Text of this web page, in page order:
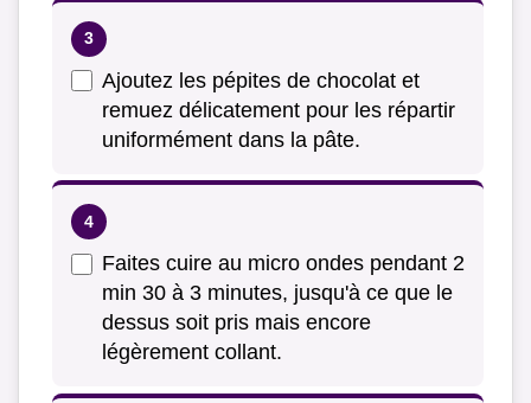
Ajoutez les pépites de chocolat et
remuez délicatement pour les répartir
uniformément dans la pâte.
Faites cuire au micro ondes pendant 2
min 30 à 3 minutes, jusqu'à ce que le
dessus soit pris mais encore
légèrement collant.